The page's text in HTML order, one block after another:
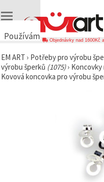
Používáme
🍪
Používáme
cookies a
Objednávky nad 1600Kč
EM ART › Potřeby pro výrobu
výrobu šperků (1075)› Koncovky
Kovová koncovka pro výrobu